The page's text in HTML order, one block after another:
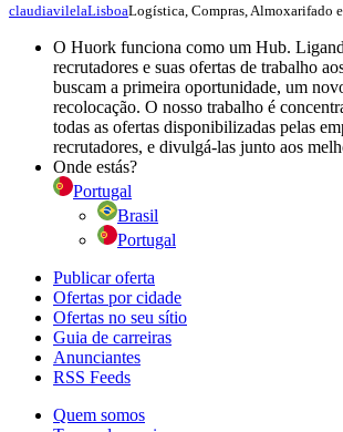
claudiavilelaLisboaLogística, Compras, Almoxarifado
O Huork funciona como um Hub.
recrutadores e suas ofertas de trabalho
buscam a primeira oportunidade, um
recolocação. O nosso trabalho é
todas as ofertas disponibilizadas pelas
recrutadores, e divulgá-las junto aos
Onde estás?
Portugal
Brasil
Portugal
Publicar oferta
Ofertas por cidade
Ofertas no seu sítio
Guia de carreiras
Anunciantes
RSS Feeds
Quem somos